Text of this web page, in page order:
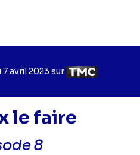
7 avril 2023 sur Chaîne
diffusion
le faire
8